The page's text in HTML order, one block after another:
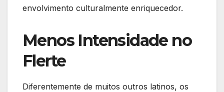
envolvimento culturalmente enriquecedor.
Menos Intensidade no
Flerte
Diferentemente de muitos outros latinos, os